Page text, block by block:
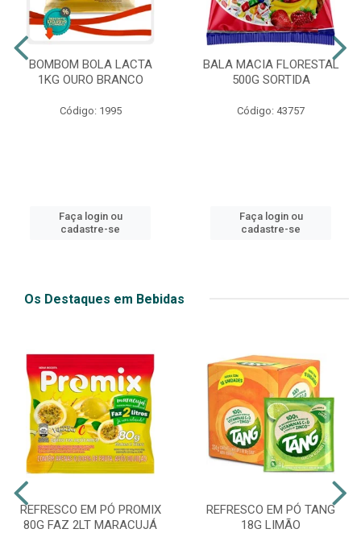
BOMBOM BOLA LACTA
1KG OURO BRANCO
Código: 1995
Faça login ou
cadastre-se
BALA MACIA FLORESTAL
500G SORTIDA
Código: 43757
Faça login ou
cadastre-se
Os Destaques em Bebidas
REFRESCO EM PÓ PROMIX
80G FAZ 2LT MARACUJÁ
REFRESCO EM PÓ TANG
18G LIMÃO